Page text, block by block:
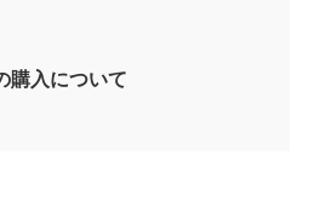
購入について